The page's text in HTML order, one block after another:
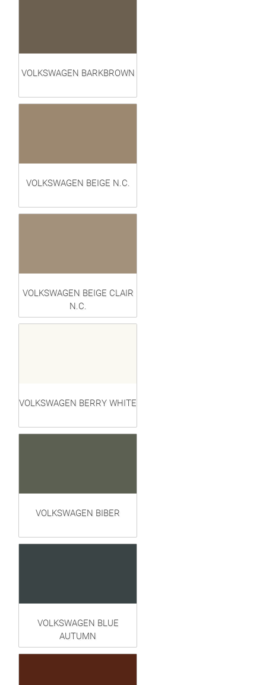
VOLKSWAGEN BARKBROWN
VOLKSWAGEN BEIGE N.C.
VOLKSWAGEN BEIGE CLAIR
N.C.
VOLKSWAGEN BERRY WHITE
VOLKSWAGEN BIBER
VOLKSWAGEN BLUE
AUTUMN